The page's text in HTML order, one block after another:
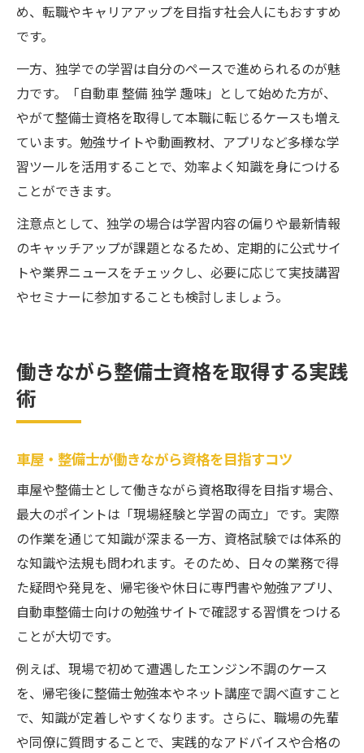
め、転職やキャリアアップを目指す社会人にもおすすめ
です。
一方、独学での学習は自分のペースで進められるのが魅
力です。「自動車 整備 独学 趣味」として始めた方が、
やがて整備士資格を取得して本職に転じるケースも増え
ています。勉強サイトや動画教材、アプリなど多様な学
習ツールを活用することで、効率よく知識を身につける
ことができます。
注意点として、独学の場合は学習内容の偏りや最新情報
のキャッチアップが課題となるため、定期的に公式サイ
トや業界ニュースをチェックし、必要に応じて実技講習
やセミナーに参加することも検討しましょう。
働きながら整備士資格を取得する実践
術
車屋・整備士が働きながら資格を目指すコツ
車屋や整備士として働きながら資格取得を目指す場合、
最大のポイントは「現場経験と学習の両立」です。実際
の作業を通じて知識が深まる一方、資格試験では体系的
な知識や法規も問われます。そのため、日々の業務で得
た疑問や発見を、帰宅後や休日に専門書や勉強アプリ、
自動車整備士向けの勉強サイトで確認する習慣をつける
ことが大切です。
例えば、現場で初めて遭遇したエンジン不調のケース
を、帰宅後に整備士勉強本やネット講座で調べ直すこと
で、知識が定着しやすくなります。さらに、職場の先輩
や同僚に質問することで、実践的なアドバイスや合格の